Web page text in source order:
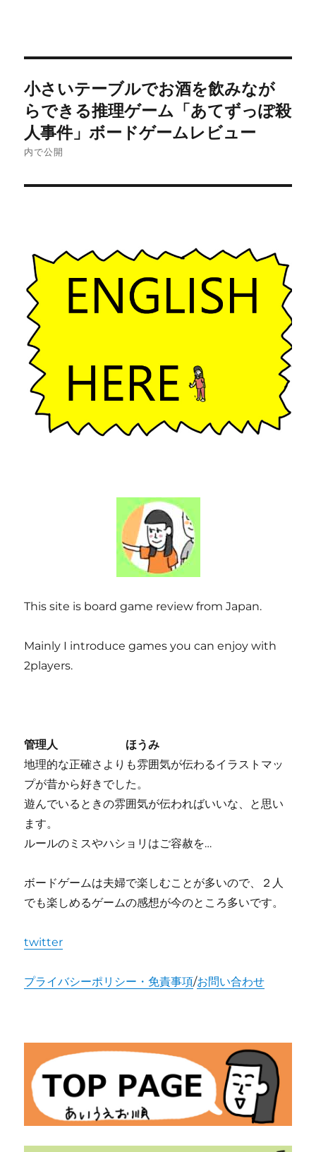
稿
ナ
ビ
ゲ
シ
ョ
ン
小さいテーブルでお酒を飲みなが
らできる推理ゲーム「あてずっぽ殺
人事件」ボードゲームレビュー
内で公開
This site is board game review from Japan.
Mainly I introduce games you can enjoy with
2players.
管理人 ほうみ
地理的な正確さよりも雰囲気が伝わるイラストマッ
プが昔から好きでした。
遊んでいるときの雰囲気が伝わればいいな、と思い
ます。
ルールのミスやハショリはご容赦を…
ボードゲームは夫婦で楽しむことが多いので、２人
でも楽しめるゲームの感想が今のところ多いです。
twitter
プライバシーポリシー・免責事項/お問い合わせ